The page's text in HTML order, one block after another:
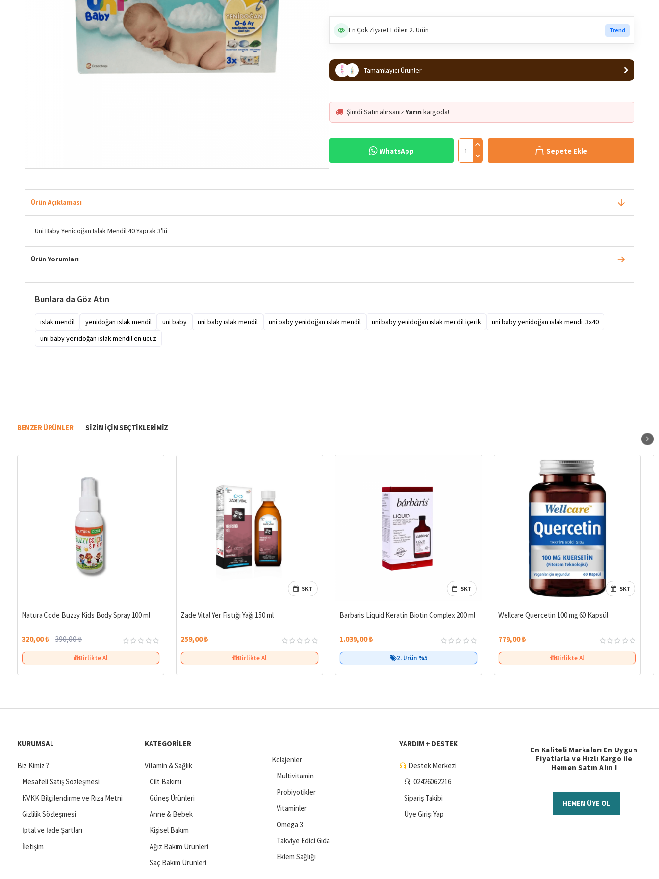
En Çok Ziyaret Edilen 2. Ürün Trend
Tamamlayıcı Ürünler
Şimdi Satın alırsanızYarın kargoda!
WhatsApp Sepete Ekle
Ürün Açıklaması
Uni Baby Yenidoğan Islak Mendil 40 Yaprak 3'lü
Ürün Yorumları
Bunlara da Göz Atın
ıslak mendil yenidoğan ıslak mendil uni baby uni baby ıslak mendil uni baby yenidoğan ıslak mendil uni baby yenidoğan ıslak mendil içerik
uni baby yenidoğan ıslak mendil 3x40
uni baby yenidoğan ıslak mendil en ucuz
BENZER ÜRÜNLER SIZIN IÇIN SEÇTIKLERIMIZ
Natura Code Buzzy Kids Body Spray 100 ml
320,00 ₺ 390,00 ₺
Birlikte Al
SKT
Zade Vital Yer Fıstığı Yağı 150 ml
259,00 ₺
Birlikte Al
SKT
Barbaris Liquid Keratin Biotin Complex 200 ml
1.039,00 ₺
2. Ürün %5
SKT
Wellcare Quercetin 100 mg 60 Kapsül
779,00 ₺
Birlikte Al
KURUMSAL
Biz Kimiz ?
Mesafeli Satış Sözleşmesi
KVKK Bilgilendirme ve Rıza Metni
Gizlilik Sözleşmesi
İptal ve İade Şartları
İletişim
KATEGORILER
Vitamin & Sağlık
Cilt Bakımı
Güneş Ürünleri
Anne & Bebek
Kişisel Bakım
Ağız Bakım Ürünleri
Saç Bakım Ürünleri
Kolajenler
Multivitamin
Probiyotikler
Vitaminler
Omega 3
Takviye Edici Gıda
Eklem Sağlığı
YARDIM + DESTEK
Destek Merkezi
02426062216
Sipariş Takibi
Üye Girişi Yap
En Kaliteli Markaları En Uygun
Fiyatlarla ve Hızlı Kargo ile
Hemen Satın Alın !
HEMEN ÜYE OL